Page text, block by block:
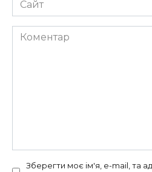
Коментар
Зберегти моє ім'я, e-mail, та